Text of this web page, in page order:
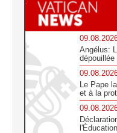
Angélus:
dépouillée
Le Pape
et à la